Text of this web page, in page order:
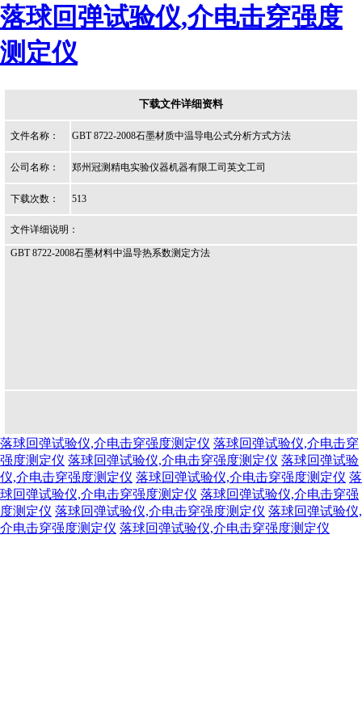
落球回弹试验仪,介电击穿强度
测定仪
下载文件详细资料
文件名称： GBT 8722-2008石墨材质中温导电公式分析方式方法
公司名称： 郑州冠测精电实验仪器机器有限工司英文工司
下载次数： 513
文件详细说明：
GBT 8722-2008石墨材料中温导热系数测定方法
落球回弹试验仪,介电击穿强度测定仪 落球回弹试验仪,介电击穿
强度测定仪 落球回弹试验仪,介电击穿强度测定仪 落球回弹试验
仪,介电击穿强度测定仪 落球回弹试验仪,介电击穿强度测定仪 落
球回弹试验仪,介电击穿强度测定仪 落球回弹试验仪,介电击穿强
度测定仪 落球回弹试验仪,介电击穿强度测定仪 落球回弹试验仪,
介电击穿强度测定仪 落球回弹试验仪,介电击穿强度测定仪